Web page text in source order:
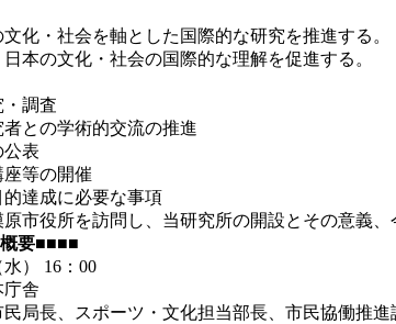
化・社会を軸とした国際的な研究を推進する。
本の文化・社会の国際的な理解を促進する。
・調査
との学術的交流の推進
公表
等の開催
達成に必要な事項
市役所を訪問し、当研究所の開設とその意義
要■■■■
水） 16：00
舎
局⾧、スポーツ・文化担当部⾧、市民協働推